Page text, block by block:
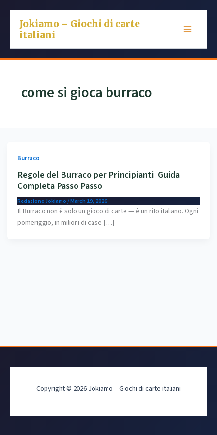
contentJokiamo – Giochi di carte
italiani
come si gioca burraco
Burraco
Regole del Burraco per Principianti: Guida
Completa Passo Passo
Redazione Jokiamo/March 19, 2026
Il Burraco non è solo un gioco di carte — è un rito italiano. Ogni
pomeriggio, in milioni di case […]
Copyright © 2026 Jokiamo – Giochi di carte italiani